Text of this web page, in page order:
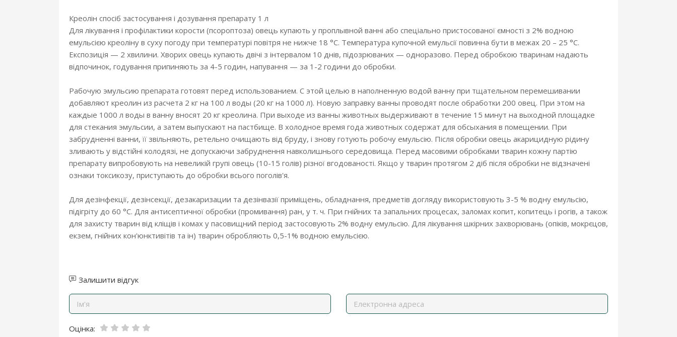
Креолін спосіб застосування і дозування препарату 1 л
Для лікування і профілактики корости (псороптоза) овець купають у проплывной ванні або спеціально пристосованої ємності з 2% водною
емульсією креоліну в суху погоду при температурі повітря не нижче 18 °С. Температура купочной емульсії повинна бути в межах 20 – 25 °С.
Експозиція — 2 хвилини. Хворих овець купають двічі з інтервалом 10 днів, підозрюваних — одноразово. Перед обробкою тваринам надають
відпочинок, годування припиняють за 4-5 годин, напування — за 1-2 години до обробки.
Рабочую эмульсию препарата готовят перед использованием. С этой целью в наполненную водой ванну при тщательном перемешивании
добавляют креолин из расчета 2 кг на 100 л воды (20 кг на 1000 л). Новую заправку ванны проводят после обработки 200 овец. При этом на
каждые 1000 л воды в ванну вносят 20 кг креолина. При выходе из ванны животных выдерживают в течение 15 минут на выходной площадке
для стекания эмульсии, а затем выпускают на пастбище. В холодное время года животных содержат для обсыхания в помещении. При
забрудненні ванни, її звільняють, ретельно очищають від бруду, і знову готують робочу емульсію. Після обробки овець акарицидную рідину
зливають у відстійні колодязі, не допускаючи забруднення навколишнього середовища. Перед масовими обробками тварин кожну партію
препарату випробовують на невеликій групі овець (10-15 голів) різної вгодованості. Якщо у тварин протягом 2 діб після обробки не відзначені
ознаки токсикозу, приступають до обробки всього поголів'я.
Для дезінфекції, дезінсекції, дезакаризации та дезінвазії приміщень, обладнання, предметів догляду використовують 3-5 % водну емульсію,
підігріту до 60 °С. Для антисептичної обробки (промивання) ран, у т. ч. При гнійних та запальних процесах, заломах копит, копитець і рогів, а також
для захисту тварин від кліщів і комах у пасовищний період застосовують 2% водну емульсію. Для лікування шкірних захворювань (опіків, мокрєцов,
екзем, гнійних кон'юнктивітів та ін) тварин обробляють 0,5-1% водною емульсією.
Залишити відгук
Оцінка: